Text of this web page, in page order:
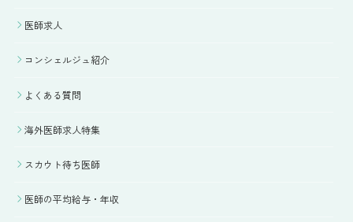
医師求人
コンシェルジュ紹介
よくある質問
海外医師求人特集
スカウト待ち医師
医師の平均給与・年収